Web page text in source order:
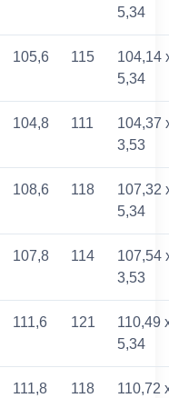
5,34
105,6 115
104,14
5,34
104,8 111
104,37
3,53
108,6 118
107,32
5,34
107,8 114
107,54
3,53
111,6 121
110,49
5,34
111,8 118
110,72